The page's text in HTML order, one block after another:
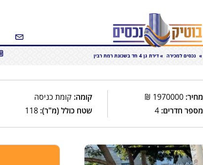
» נכסים למכירה »דירת גן 4 חד בשכונת רמת רבין
מחיר: 1970000
₪
מספר חדרים: 4
קומה: קומת כניסה
שטח כולל (מ"ר): 118